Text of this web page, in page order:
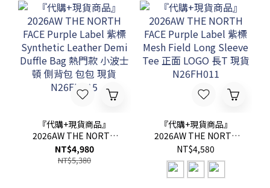
褲 現貨 1044311600006
桶包 側背包 包包 現貨
N26FU014
『代購+現貨商品』
2026AW THE NORTH
FACE Purple Label 紫標
Synthetic Leather
NT$4,980
NT$5,380
『代購+現貨商品』
2026AW THE NORTH
FACE Purple Label 紫標
Mesh Field Long Sleeve
Tee 正面 LOGO 長T 現貨
N26FH011
NT$4,580